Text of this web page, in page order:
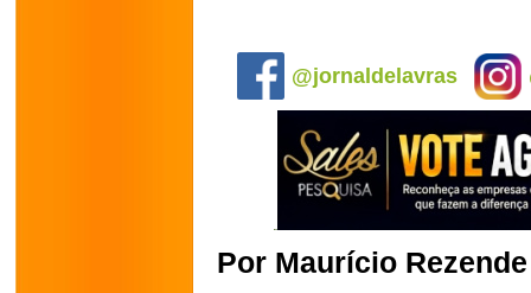
@jornaldelavras
Por Maurício Rezende